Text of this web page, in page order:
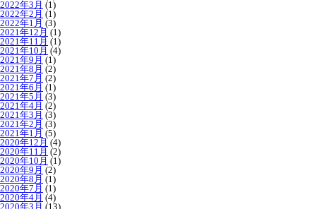
2022年3月 (1)
2022年2月 (1)
2022年1月 (3)
2021年12月 (1)
2021年11月 (1)
2021年10月 (4)
2021年9月 (1)
2021年8月 (2)
2021年7月 (2)
2021年6月 (1)
2021年5月 (3)
2021年4月 (2)
2021年3月 (3)
2021年2月 (3)
2021年1月 (5)
2020年12月 (4)
2020年11月 (2)
2020年10月 (1)
2020年9月 (2)
2020年8月 (1)
2020年7月 (1)
2020年4月 (4)
2020年3月 (13)